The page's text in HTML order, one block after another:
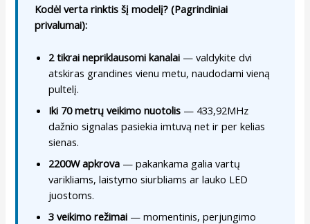
Kodėl verta rinktis šį modelį? (Pagrindiniai
privalumai):
2 tikrai nepriklausomi kanalai — valdykite dvi
atskiras grandines vienu metu, naudodami vieną
pultelį.
Iki 70 metrų veikimo nuotolis — 433,92MHz
dažnio signalas pasiekia imtuvą net ir per kelias
sienas.
2200W apkrova — pakankama galia vartų
varikliams, laistymo siurbliams ar lauko LED
juostoms.
3 veikimo režimai — momentinis, perjungimo